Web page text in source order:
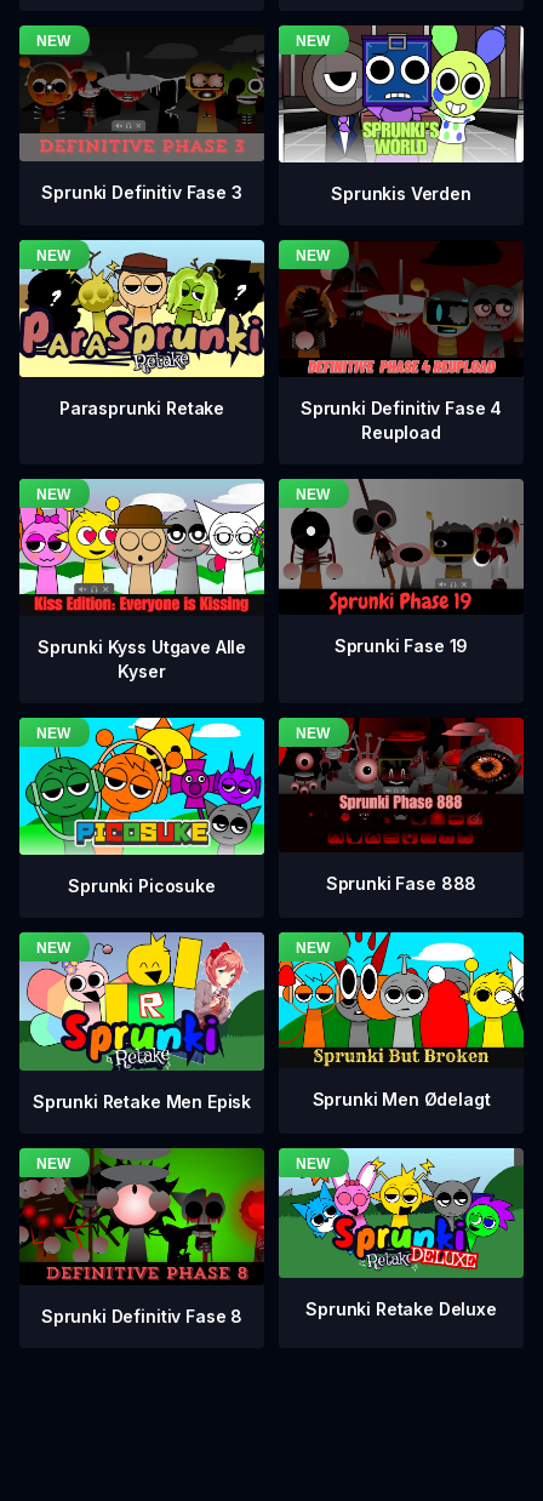
Sprunki Definitiv Fase 3 Sprunkis Verden
Parasprunki Retake
Sprunki Definitiv Fase 4
Reupload
Sprunki Kyss Utgave Alle
Kyser
Sprunki Fase 19
Sprunki Picosuke Sprunki Fase 888
Sprunki Retake Men Episk Sprunki Men Ødelagt
Sprunki Definitiv Fase 8 Sprunki Retake Deluxe